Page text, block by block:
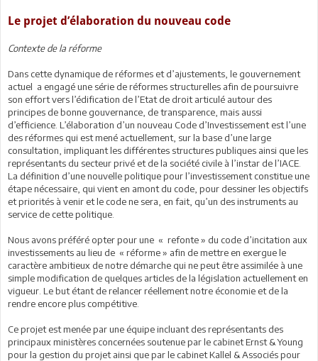
Le projet d’élaboration du nouveau code
Contexte de la réforme
Dans cette dynamique de réformes et d’ajustements, le gouvernement
actuel a engagé une série de réformes structurelles afin de poursuivre
son effort vers l’édification de l’Etat de droit articulé autour des
principes de bonne gouvernance, de transparence, mais aussi
d’efficience. L’élaboration d’un nouveau Code d’Investissement est l’une
des réformes qui est mené actuellement, sur la base d’une large
consultation, impliquant les différentes structures publiques ainsi que les
représentants du secteur privé et de la société civile à l’instar de l’IACE.
La définition d’une nouvelle politique pour l’investissement constitue une
étape nécessaire, qui vient en amont du code, pour dessiner les objectifs
et priorités à venir et le code ne sera, en fait, qu’un des instruments au
service de cette politique.
Nous avons préféré opter pour une « refonte » du code d’incitation aux
investissements au lieu de « réforme » afin de mettre en exergue le
caractère ambitieux de notre démarche qui ne peut être assimilée à une
simple modification de quelques articles de la législation actuellement en
vigueur. Le but étant de relancer réellement notre économie et de la
rendre encore plus compétitive.
Ce projet est menée par une équipe incluant des représentants des
principaux ministères concernées soutenue par le cabinet Ernst & Young
pour la gestion du projet ainsi que par le cabinet Kallel & Associés pour